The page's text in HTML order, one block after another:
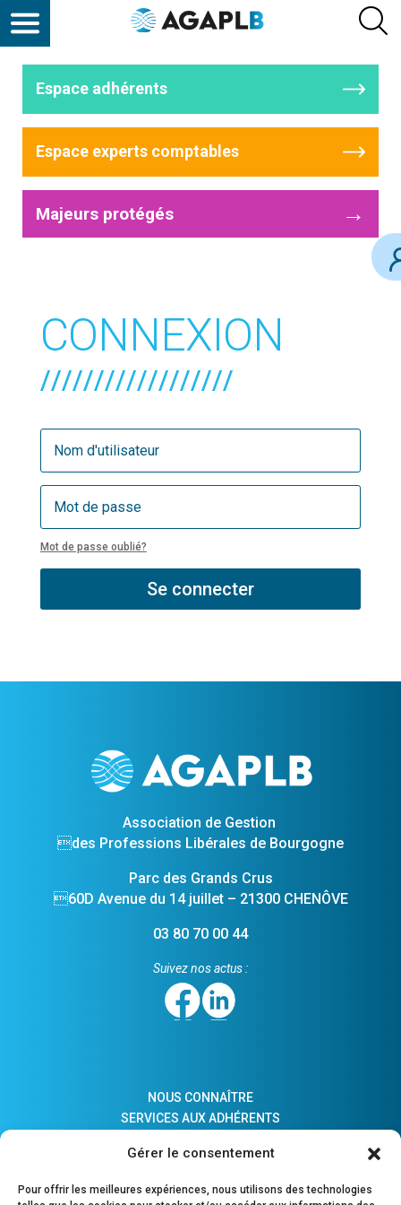
Gérer le consentement
Pour offrir les meilleures expériences, nous utilisons des technologies
Espace adhérents
Espace experts comptables
Majeurs protégés →
CONNEXION
//////////////////
Mot de passe oublié?
Se connecter
Association de Gestion
des Professions Libérales de Bourgogne
Parc des Grands Crus
60D Avenue du 14 juillet – 21300 CHENÔVE
03 80 70 00 44
Suivez nos actus :
NOUS CONNAÎTRE
SERVICES AUX ADHÉRENTS
ADHÉSION
COMPTES MAJEURS PROTÉGÉS